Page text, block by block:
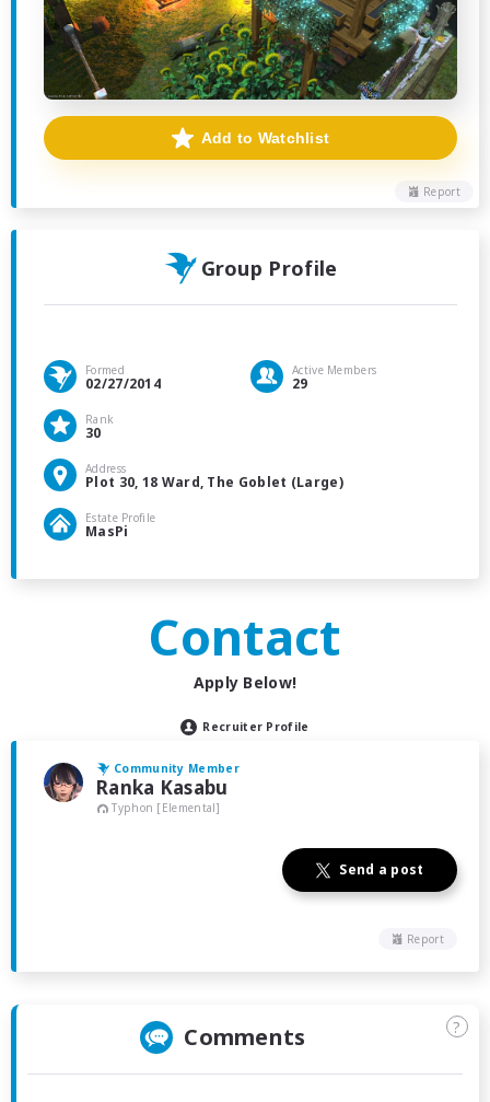
Report
Add to Watchlist
Group Profile
Formed
02/27/2014
Active Members
29
Rank
30
Address
Plot 30, 18 Ward, The Goblet (Large)
Estate Profile
MasPi
Contact
Apply Below!
Recruiter Profile
Community Member
Ranka Kasabu
Typhon [Elemental]
Send a post
Report
Comments ?